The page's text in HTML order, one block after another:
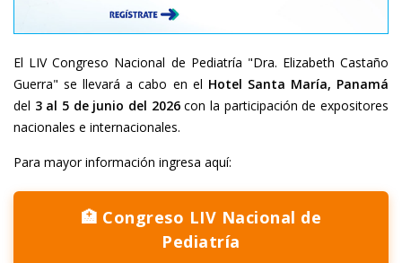
El LIV Congreso Nacional de Pediatría "Dra. Elizabeth Castaño
Guerra" se llevará a cabo en el Hotel Santa María, Panamá
del 3 al 5 de junio del 2026con la participación de expositores
nacionales e internacionales.
Para mayor información ingresa aquí:
🏥 Congreso LIV Nacional de
Pediatría